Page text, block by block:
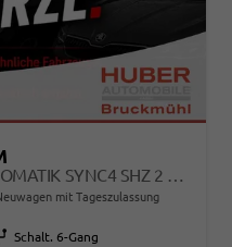
TREND 320 L1H1 KLIMAAUTOMATIK SYNC4 SHZ 2 X EINPARKHILFE KAMERA 5JG
mit Tageszulassung
Schalt. 6-Gang